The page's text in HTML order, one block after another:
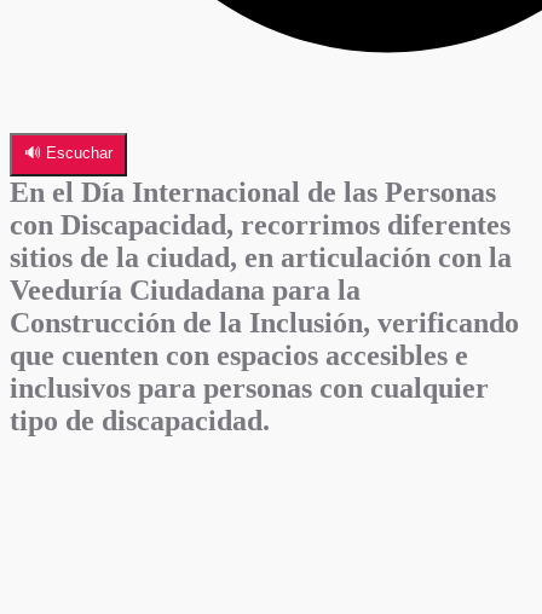
🔊 Escuchar
En el Día Internacional de las Personas
con Discapacidad, recorrimos diferentes
sitios de la ciudad, en articulación con la
Veeduría Ciudadana para la
Construcción de la Inclusión, verificando
que cuenten con espacios accesibles e
inclusivos para personas con cualquier
tipo de discapacidad.